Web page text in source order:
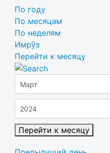
По году
По месяцам
По неделям
Имрӯз
Перейти к месяцу
Перейти к месяцу